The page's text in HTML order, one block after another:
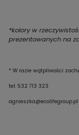
*kolory w
prezentowanych na
* W razie wątpliwości
tel: 532 713 323
agnieszka@ecolifegroup.pl